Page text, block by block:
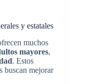
y estatales
muchos
mayores,
. Estos
buscan mejorar